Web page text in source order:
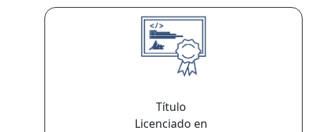
Título
Licenciado en